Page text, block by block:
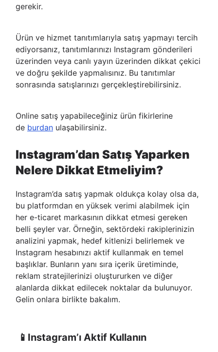
gerekir.
Ürün ve hizmet tanıtımlarıyla satış yapmayı tercih
ediyorsanız, tanıtımlarınızı Instagram gönderileri
üzerinden veya canlı yayın üzerinden dikkat çekici
ve doğru şekilde yapmalısınız. Bu tanıtımlar
sonrasında satışlarınızı gerçekleştirebilirsiniz.
Online satış yapabileceğiniz ürün fikirlerine
de burdan ulaşabilirsiniz.
Instagram’dan Satış Yaparken
Nelere Dikkat Etmeliyim?
Instagram’da satış yapmak oldukça kolay olsa da,
bu platformdan en yüksek verimi alabilmek için
her e-ticaret markasının dikkat etmesi gereken
belli şeyler var. Örneğin, sektördeki rakiplerinizin
analizini yapmak, hedef kitlenizi belirlemek ve
Instagram hesabınızı aktif kullanmak en temel
başlıklar. Bunların yanı sıra içerik üretiminde,
reklam stratejilerinizi oluştururken ve diğer
alanlarda dikkat edilecek noktalar da bulunuyor.
Gelin onlara birlikte bakalım.
📱Instagram’ı Aktif Kullanın